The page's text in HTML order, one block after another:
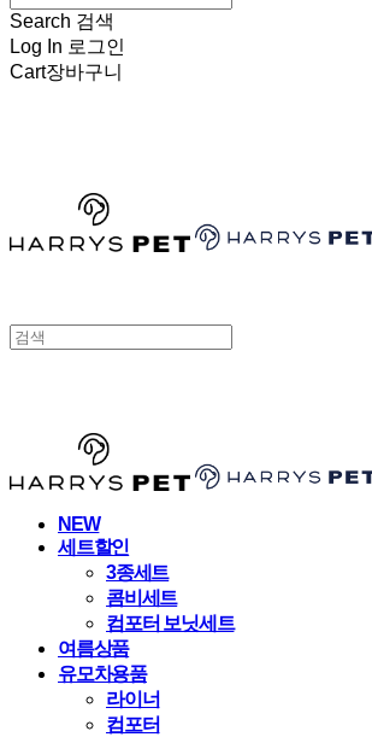
Search 검색
Log In 로그인
Cart장바구니
NEW
세트할인
3종세트
콤비세트
컴포터 보닛세트
여름상품
유모차용품
라이너
컴포터